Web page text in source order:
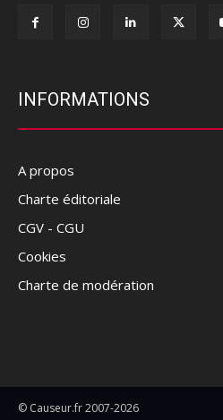
INFORMATIONS
A propos
Charte éditoriale
CGV - CGU
Cookies
Charte de modération
© Causeur.fr 2007-2026